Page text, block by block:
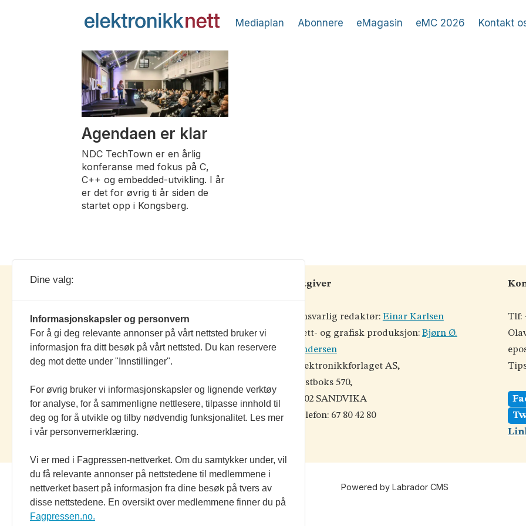
Mediaplan Abonnere eMagasin eMC 2026 Kontakt
embeddedutvikling
Agendaen er klar
NDC TechTown er en årlig
konferanse med fokus på C,
C++ og embedded-utvikling. I år
er det for øvrig ti år siden de
startet opp i Kongsberg.
Nettredaktør:
Einar Karlsen
Salgssjef:Morten Olsson
Alt innhold eropphavsrettslig beskyttet
Elektronikk og elektronikknett.no arbeider
etterVær Varsom-plakatens regler for god
presseskikk
og redaktørplakaten
Utgiver
Ansvarlig redaktør: Einar Karlsen
Nett- og grafisk produksjon: Bjørn Ø.
Andersen
Elektronikkforlaget AS,
Postboks 570,
1302 SANDVIKA
Telefon: 67 80 42 80
Tlf:
Powered by Labrador CMS
Dine valg:
Informasjonskapsler og personvern
For å gi deg relevante annonser på vårt nettsted bruker vi
informasjon fra ditt besøk på vårt nettsted. Du kan reservere
deg mot dette under "Innstillinger".
For øvrig bruker vi informasjonskapsler og lignende verktøy
for analyse, for å sammenligne nettlesere, tilpasse innhold til
deg og for å utvikle og tilby nødvendig funksjonalitet. Les mer
i vår personvernerklæring.
Vi er med i Fagpressen-nettverket. Om du samtykker under, vil
du få relevante annonser på nettstedene til medlemmene i
nettverket basert på informasjon fra dine besøk på tvers av
disse nettstedene. En oversikt over medlemmene finner du på
Fagpressen.no.